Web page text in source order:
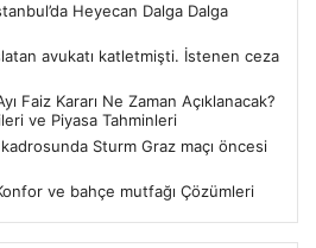
Heyecan Dalga Dalga
avukatı katletmişti. İstenen ceza
Faiz Kararı Ne Zaman Açıklanacak?
ve Piyasa Tahminleri
Sturm Graz maçı öncesi
ve bahçe mutfağı Çözümleri